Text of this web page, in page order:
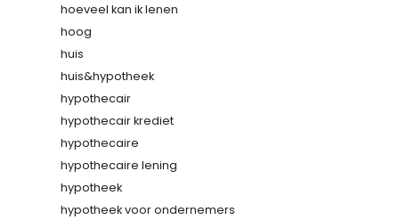
hoeveel kan ik lenen
hoog
huis
huis&hypotheek
hypothecair
hypothecair krediet
hypothecaire
hypothecaire lening
hypotheek
hypotheek voor ondernemers